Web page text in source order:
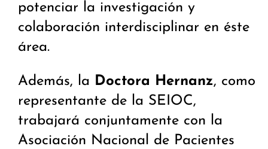
potenciar la investigación y
colaboración interdisciplinar en éste
área.
Además, la Doctora Hernanz, como
representante de la SEIOC,
trabajará conjuntamente con la
Asociación Nacional de Pacientes